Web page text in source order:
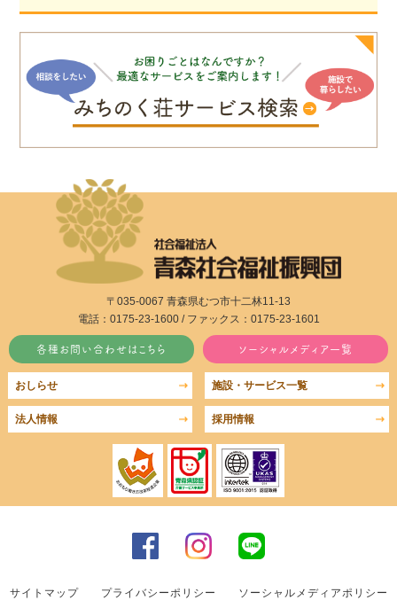
〒035-0067 青森県むつ市十二林11-13
電話：0175-23-1600 / ファックス：0175-23-1601
各種お問い合わせはこちら ソーシャルメディア一覧
施設・サービス一覧
おしらせ
法人情報 採用情報
サイトマップ プライバシーポリシー ソーシャルメディアポリシー